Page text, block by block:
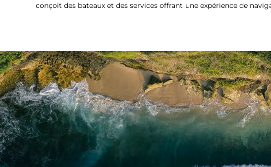
conçoit des bateaux et des services offrant une expérience de